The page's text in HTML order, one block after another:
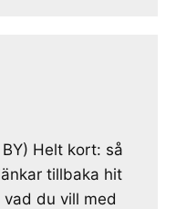
BY) Helt kort: så
tillbaka hit
du vill med